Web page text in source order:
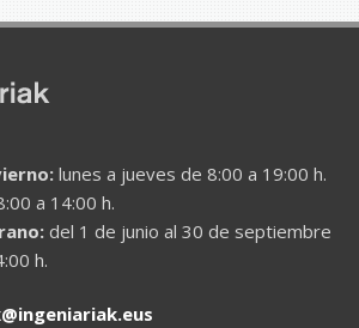
lunes a jueves de 8:00 a 19:00 h.
a 14:00 h.
del 1 de junio al 30 de septiembre
h.